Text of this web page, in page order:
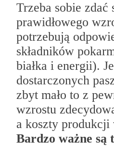
Trzeba sobie zdać
prawidłowego
potrzebują
składników
białka i energii).
dostarczonych
zbyt mało to z
wzrostu
a koszty produkcji
Bardzo ważne są